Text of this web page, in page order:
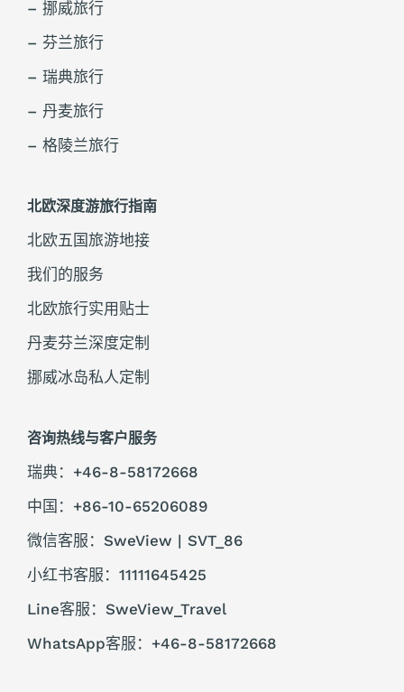
– 挪威旅行
– 芬兰旅行
– 瑞典旅行
– 丹麦旅行
– 格陵兰旅行
北欧深度游旅行指南
北欧五国旅游地接
我们的服务
北欧旅行实用贴士
丹麦芬兰深度定制
挪威冰岛私人定制
咨询热线与客户服务
瑞典：+46-8-58172668
中国：+86-10-65206089
微信客服：SweView | SVT_86
小红书客服：11111645425
Line客服：SweView_Travel
WhatsApp客服：+46-8-58172668